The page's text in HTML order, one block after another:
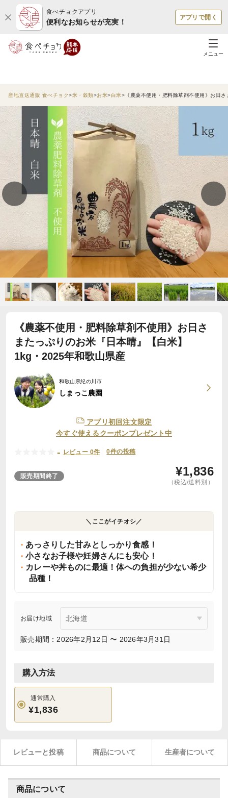
食べチョクアプリ
便利なお知らせが充実！
アプリで開く
メニュー
産地直送通販 食べチョク 米・穀類 お米 白米 《農薬不使用・肥料除草剤不使用》お日
《農薬不使用・肥料除草剤不使用》お日さ
またっぷりのお米『日本晴』【白米】
1kg・2025年和歌山県産
和歌山県紀の川市
しまっこ農園
アプリ初回注文限定
今すぐ使えるクーポンプレゼント中
- レビュー 0件 0件の投稿
販売期間終了 ¥1,836
（税込/送料別）
＼ここがイチオシ／
あっさりした甘みとしっかり食感！
小さなお子様や妊婦さんにも安心！
カレーや丼ものに最適！体への負担が少ない希少
品種！
お届け地域
販売期間：2026年2月12日 〜 2026年3月31日
購入方法
通常購入
¥1,836
レビューと投稿 商品について 生産者について
商品について